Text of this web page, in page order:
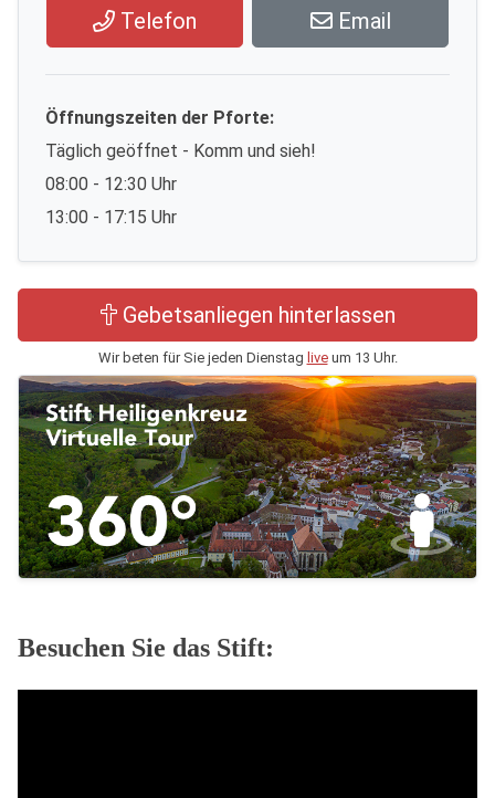
Telefon Email
Öffnungszeiten der Pforte:
Täglich geöffnet - Komm und sieh!
08:00 - 12:30 Uhr
13:00 - 17:15 Uhr
Gebetsanliegen hinterlassen
Wir beten für Sie jeden Dienstag liveum 13 Uhr.
Besuchen Sie das Stift: